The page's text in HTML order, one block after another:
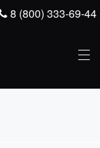
8 (800) 333-69-44